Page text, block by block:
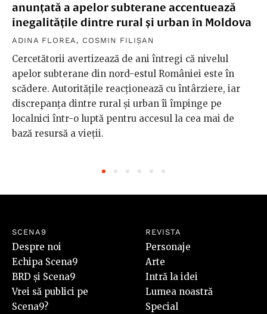
anunțată a apelor subterane accentuează
inegalitățile dintre rural și urban în Moldova
ADINA FLOREA , COSMIN FILIȘAN
Cercetătorii avertizează de ani întregi că nivelul
apelor subterane din nord-estul României este în
scădere. Autoritățile reacționează cu întârziere, iar
discrepanța dintre rural și urban îi împinge pe
localnici într-o luptă pentru accesul la cea mai de
bază resursă a vieții.
SCENA9
Despre noi
Echipa Scena9
BRD și Scena9
Vrei să publici pe
Scena9?
REVISTA
Personaje
Arte
Intră la idei
Lumea noastră
Special